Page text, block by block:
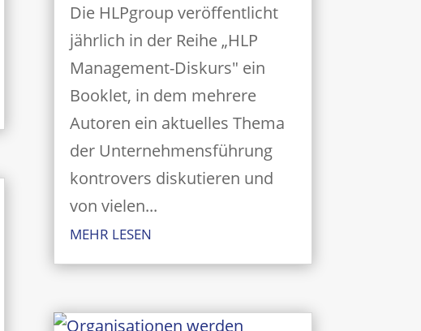
Die HLPgroup veröffentlicht
jährlich in der Reihe „HLP
Management-Diskurs" ein
Booklet, in dem mehrere
Autoren ein aktuelles Thema
der Unternehmensführung
kontrovers diskutieren und
von vielen...
MEHR LESEN